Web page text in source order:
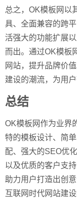
总之，OK模板网以
具、全面兼容的跨
活强大的功能扩展
而出。通过OK模板
网站，提升品牌价
建设的潮流，为用
总结
OK模板网作为业界
特的模板设计、简
配、强大的SEO优
以及优质的客户支
助力用户打造出创
互联网时代网站建设